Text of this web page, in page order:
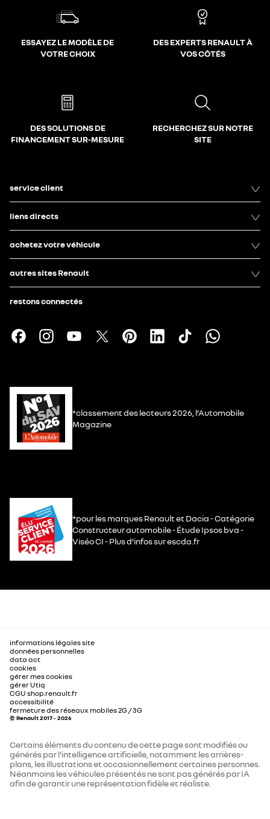
ESSAYEZ LE MODÈLE DE
VOTRE CHOIX
DES EXPERTS RENAULT À
VOS CÔTÉS
DES SOLUTIONS DE
FINANCEMENT SUR-MESURE
RECHERCHEZ SUR NOTRE
SITE
service client
liens directs
achetez votre véhicule
autres sites Renault
restons connectés
*classement des lecteurs 2026, l’Automobile
Magazine
*pour les marques Renault et Dacia - Catégorie
Constructeur automobile - Étude Ipsos bva -
Viséo CI - Plus d’infos sur escda.fr
informations légales site
données personnelles
data act
cookies
gérer mes cookies
gérer Utiq
CGU shop.renault.fr
accessibilité
fermeture des réseaux mobiles 2G / 3G
© Renault 2017 - 2026
Certains éléments du contenu de cette page sont modifiés ou
générés par l'intelligence artificielle, notamment les arrières-
plans, les illustrations et occasionnellement certaines personnes.
Néanmoins les véhicules présentés ne sont pas générés par IA
afin de garantir une représentation fidèle et réaliste.